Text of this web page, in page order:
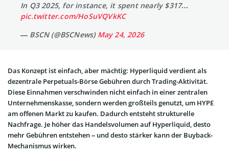
In Q3 2025, for instance, it spent nearly $317…
pic.twitter.com/HoSuVQVkKC
— BSCN (@BSCNews) May 24, 2026
Das Konzept ist einfach, aber mächtig: Hyperliquid verdient als
dezentrale Perpetuals-Börse Gebühren durch Trading-Aktivität.
Diese Einnahmen verschwinden nicht einfach in einer zentralen
Unternehmenskasse, sondern werden großteils genutzt, um HYPE
am offenen Markt zu kaufen. Dadurch entsteht strukturelle
Nachfrage. Je höher das Handelsvolumen auf Hyperliquid, desto
mehr Gebühren entstehen – und desto stärker kann der Buyback-
Mechanismus wirken.